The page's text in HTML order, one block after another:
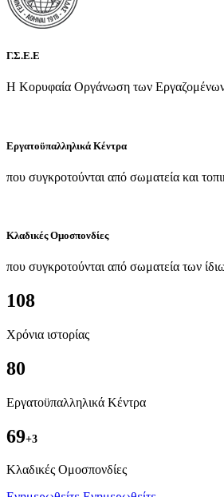
Γ.Σ.Ε.Ε
Η Κορυφαία Οργάνωση των Εργαζομένων
Εργατοϋπαλληλικά Κέντρα
που συγκροτούνται από σωματεία και
Κλαδικές Ομοσπονδίες
που συγκροτούνται από σωματεία των
108
Χρόνια ιστορίας
80
Εργατοϋπαλληλικά Κέντρα
69+3
Kλαδικές Ομοσπονδίες